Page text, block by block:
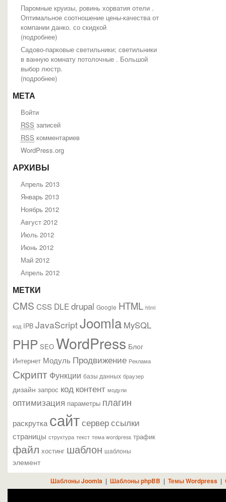
Паромные круизы, ровинь хорватия отели .
Оптимальное соотношение цены-качества от
компании данко. со скидкой
(подробнее)
Садово-парковые светильники; светильники
в ванную комнату потолочные . Большой
выбор люстр.
(подробнее)
МЕТА
Войти
RSS записей
RSS комментариев
WordPress.org
АРХИВЫ
Апрель 2013
Январь 2013
Ноябрь 2012
Август 2012
Июль 2012
Июнь 2012
Май 2012
Апрель 2012
МЕТКИ
CMS CSS DLEdrupal Google HTML html
код IPB JavaScriptJoomla MySQL
PHP SEO WordPress Блог
Интернет Модуль Продвижение Реклама
Скрипт Функции базы данных браузер
дизайн запрос код контент модули
оптимизация параметры плагин
раскрутка сайтсерверссылки
страницы структура текст тема wordpress трафик
файл хостинг шаблон шаблоны
элемент
Шаблоны Joomla | Шаблоны phpBB | Темы Wordpress|